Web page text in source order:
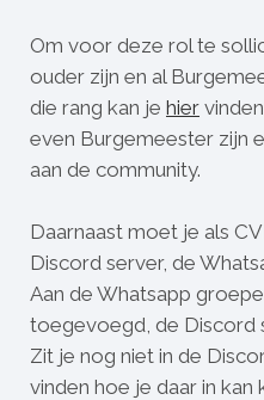
Om voor deze rol te
ouder zijn en al
die rang kan je hier
even Burgemeester zijn
aan de community.
Daarnaast moet je als
Discord server, de
Aan de Whatsapp
toegevoegd, de Discord
Zit je nog niet in de
vinden hoe je daar in kan